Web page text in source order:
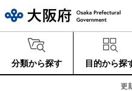
分類から探す 目的から探
更